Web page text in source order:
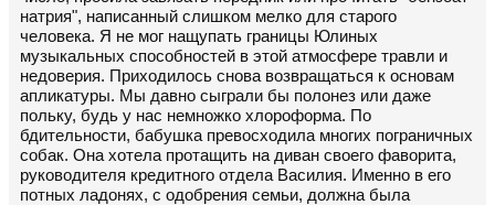
натрия", написанный слишком мелко для старого
человека. Я не мог нащупать границы Юлиных
музыкальных способностей в этой атмосфере травли и
недоверия. Приходилось снова возвращаться к основам
апликатуры. Мы давно сыграли бы полонез или даже
польку, будь у нас немножко хлороформа. По
бдительности, бабушка превосходила многих пограничных
собак. Она хотела протащить на диван своего фаворита,
руководителя кредитного отдела Василия. Именно в его
потных ладонях, с одобрения семьи, должна была